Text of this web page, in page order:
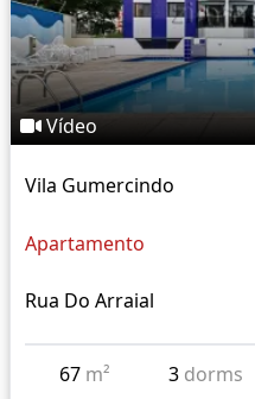
Vídeo
Vila Gumercindo
Apartamento
Rua Do Arraial
67 m² 3 dorms